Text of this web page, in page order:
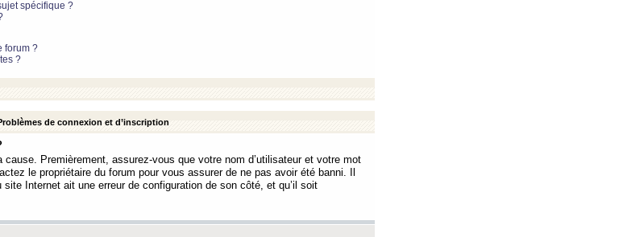
spécifique ?
forum ?
?
de connexion et d’inscription
cause. Premièrement, assurez-vous que votre nom d’utilisateur et votre mot
le propriétaire du forum pour vous assurer de ne pas avoir été banni. Il
Internet ait une erreur de configuration de son côté, et qu’il soit